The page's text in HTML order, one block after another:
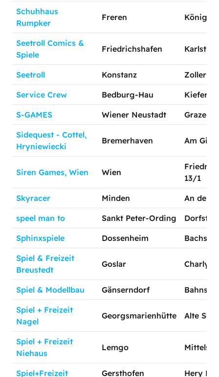
Schuhhaus
Rumpker
Freren
Seetroll Comics &
Spiele
Friedrichshafen Karlstr.
Seetroll Konstanz
Service Crew Bedburg-Hau
S-GAMES Wiener Neustadt
Sidequest - Cottel,
Hryniewiecki
Bremerhaven Am
Siren Games, Wien Wien
13/1
Skyracer Minden An der
speel man to Sankt Peter-Ording
Sphinxspiele Dossenheim Bachstr.
Spiel & Freizeit
Breustedt
Goslar Charly-
Spiel & Modellbau Gänserndorf
Spiel + Freizeit
Nagel
Georgsmarienhütte Alte
Spiel + Freizeit
Niehaus
Lemgo
Spiel+Freizeit Gersthofen Hery